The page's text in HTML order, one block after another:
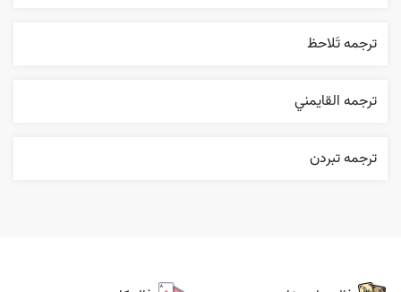
ترجمه تَلاحظ
ترجمه القایمني
ترجمه تبردن